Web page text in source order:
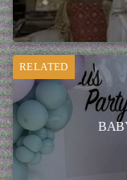
RELATED